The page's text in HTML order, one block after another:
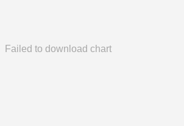
Failed to download chart